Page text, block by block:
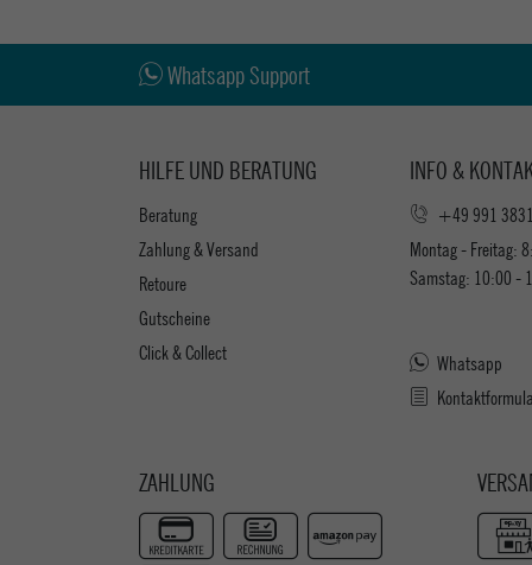
Whatsapp Support
HILFE UND BERATUNG
Beratung
Zahlung & Versand
Retoure
Gutscheine
Click & Collect
INFO &
+49 991
Montag - Freitag:
Samstag: 10:00 -
Whatsapp
ZAHLUNG